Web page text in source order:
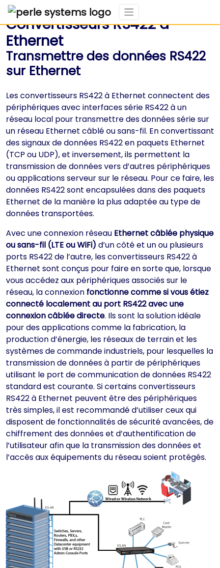
Convertisseurs RS422 à
Ethernet
Transmettre des données RS422
sur Ethernet
Les convertisseurs RS422 à Ethernet connectent des
périphériques avec interfaces série RS422 à un
réseau local pour transmettre des données série sur
un réseau Ethernet câblé ou sans-fil. En convertissant
des signaux de données RS422 en paquets Ethernet
(TCP ou UDP), et inversement, ils permettent la
transmission de données vers d’autres périphériques
ou applications serveur sur le réseau. Pour ce faire, les
données RS422 sont encapsulées dans des paquets
Ethernet de la manière la plus adaptée au type de
données transportées.
Avec une connexion réseau Ethernet câblée physique
ou sans-fil (LTE ou WiFi) d’un côté et un ou plusieurs
ports RS422 de l’autre, les convertisseurs RS422 à
Ethernet sont conçus pour faire en sorte que, lorsque
vous accédez aux périphériques associés sur le
réseau, la connexion fonctionne comme si vous étiez
connecté localement au port RS422 avec une
connexion câblée directe. Ils sont la solution idéale
pour des applications comme la fabrication, la
production d’énergie, les réseaux de terrain et les
systèmes de commande industriels, pour lesquelles la
transmission de données à partir de périphériques
utilisant le port de communication de données RS422
standard est courante. Si certains convertisseurs
RS422 à Ethernet peuvent être des périphériques
très simples, il est recommandé d’utiliser ceux qui
disposent de fonctionnalités de sécurité avancées, de
chiffrement des données et d’authentification de
l’utilisateur afin que la transmission des données et
l’accès aux équipements du réseau soient protégés.